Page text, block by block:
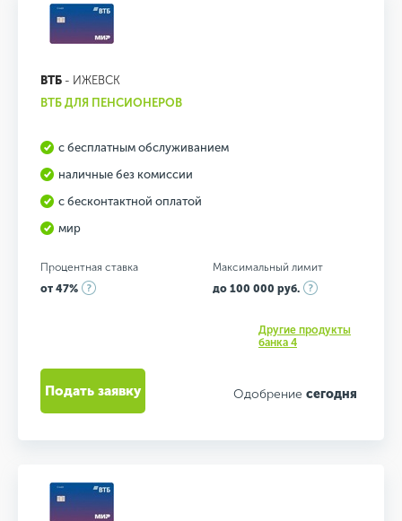
ВТБ - ИЖЕВСК
ВТБ ДЛЯ ПЕНСИОНЕРОВ
с бесплатным обслуживанием
наличные без комиссии
с бесконтактной оплатой
мир
Процентная ставка
от 47%
Максимальный лимит
до 100 000 руб.
Другие продукты
банка 4
Одобрение сегодня
Подать заявку